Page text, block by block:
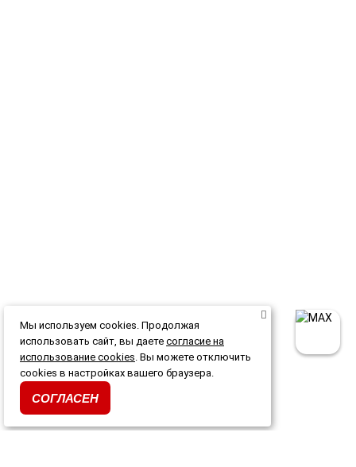
Мы используем cookies. Продолжая
использовать сайт, вы даете согласие на
использование cookies. Вы можете отключить
cookies в настройках вашего браузера.
СОГЛАСЕН